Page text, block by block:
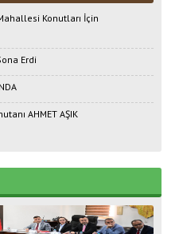
Konutları İçin
Erdi
AHMET AŞIK